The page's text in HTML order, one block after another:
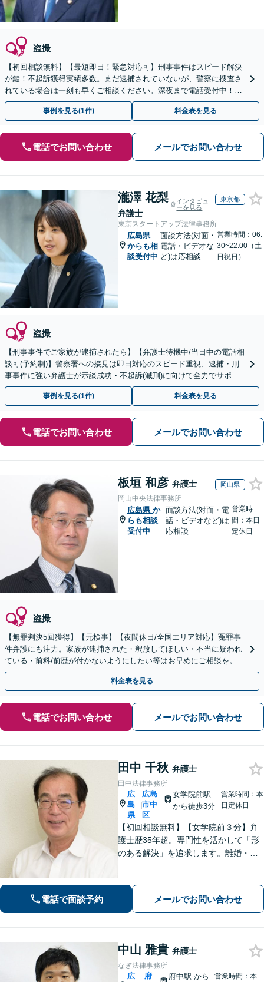
盗撮
【初回相談無料】【最短即日！緊急対応可】刑事事件はスピード解決
が鍵！不起訴獲得実績多数。まだ逮捕されていないが、警察に捜査さ
れている場合は一刻も早くご相談ください。深夜まで電話受付中！痴
漢／盗撮／のぞき／その他性犯罪など
事例を見る(1件) 料金表を見る
電話でお問い合わせ メールでお問い合わせ
瀧澤 花梨
弁護士
インタビュ
ーを見る
東京都
東京スタートアップ法律事務所
広島県
からも相
談受付中
面談方法(対面・
電話・ビデオな
ど)は応相談
営業時間：06:
30~22:00（土
日祝日）
盗撮
【刑事事件でご家族が逮捕されたら】【弁護士待機中/当日中の電話相
談可(予約制)】警察署への接見は即日対応のスピード重視、逮捕・刑
事事件に強い弁護士が示談成功・不起訴(減刑)に向けて全力でサポー
トします。【加害者側の相談専門】
事例を見る(1件) 料金表を見る
電話でお問い合わせ メールでお問い合わせ
板垣 和彦 弁護士 岡山県
岡山中央法律事務所
広島県 か
らも相談
受付中
面談方法(対面・電
話・ビデオなど)は
応相談
営業時
間：本日
定休日
盗撮
【無罪判決5回獲得】【元検事】【夜間休日/全国エリア対応】冤罪事
件弁護にも注力。家族が逮捕された・釈放してほしい・不当に疑われ
ている・前科/前歴が付かないようにしたい等はお早めにご相談を。迅
速に的確な対応に定評あり【分割払い可】
料金表を見る
電話でお問い合わせ メールでお問い合わせ
田中 千秋 弁護士
田中法律事務所
広
島
県
|
広島
市中
区
女学院前駅
から徒歩3分
営業時間：本
日定休日
【初回相談無料】【女学院前３分】弁
護士歴35年超。専門性を活かして「形
のある解決」を追求します。離婚・債
話しやすい弁護士に是非ご相談くださ
い。（合同庁舎内郵便局近く）
電話で面談予約 メールでお問い合わせ
中山 雅貴 弁護士
なぎ法律事務所
広
府
府中駅から
営業時間：本